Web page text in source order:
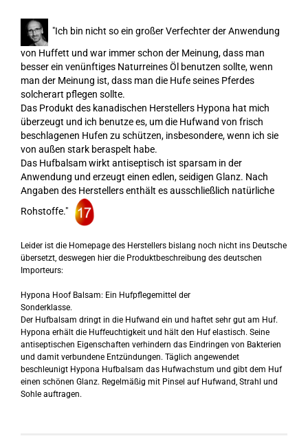
"Ich bin nicht so ein großer Verfechter der Anwendung
von Huffett und war immer schon der Meinung, dass man
besser ein venünftiges Naturreines Öl benutzen sollte, wenn
man der Meinung ist, dass man die Hufe seines Pferdes
solcherart pflegen sollte.
Das Produkt des kanadischen Herstellers Hypona hat mich
überzeugt und ich benutze es, um die Hufwand von frisch
beschlagenen Hufen zu schützen, insbesondere, wenn ich sie
von außen stark beraspelt habe.
Das Hufbalsam wirkt antiseptisch ist sparsam in der
Anwendung und erzeugt einen edlen, seidigen Glanz. Nach
Angaben des Herstellers enthält es ausschließlich natürliche
Rohstoffe."
Leider ist die Homepage des Herstellers bislang noch nicht ins Deutsche
übersetzt, deswegen hier die Produktbeschreibung des deutschen
Importeurs:
Hypona Hoof Balsam: Ein Hufpflegemittel der
Sonderklasse.
Der Hufbalsam dringt in die Hufwand ein und haftet sehr gut am Huf.
Hypona erhält die Huffeuchtigkeit und hält den Huf elastisch. Seine
antiseptischen Eigenschaften verhindern das Eindringen von Bakterien
und damit verbundene Entzündungen. Täglich angewendet
beschleunigt Hypona Hufbalsam das Hufwachstum und gibt dem Huf
einen schönen Glanz. Regelmäßig mit Pinsel auf Hufwand, Strahl und
Sohle auftragen.